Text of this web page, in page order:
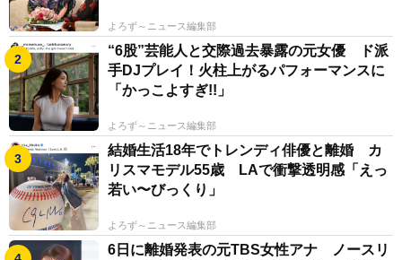
【2020年12月23日 デイリースポーツ・オンライン掲
載】
よろず～ニュース編集部
“6股”芸能人と交際過去暴露の元女優 ド派
手DJプレイ！火柱上がるパフォーマンスに
「かっこよすぎ!!」
よろず～ニュース編集部
結婚生活18年でトレンディ俳優と離婚 カ
リスマモデル55歳 LAで衝撃透明感「えっ
若い〜びっくり」
よろず～ニュース編集部
6日に離婚発表の元TBS女性アナ ノースリ